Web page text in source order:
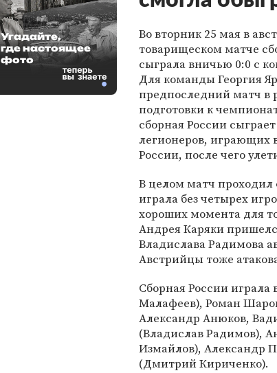
Во вторник 25 мая в
товарищеском матче
сыграла вничью 0:0 с
Для команды Георгия
предпоследний матч в
подготовки к
сборная России
легионеров, играющих
России, после чего
В целом матч
играла без четырех
хороших момента для
Андрея Каряки
Владислава Радимова
Австрийцы тоже
Сборная России играла
Малафеев), Роман
Александр Анюков,
(Владислав Радимов),
Измайлов), Александр
(Дмитрий Кириченко).
Угадайте,
где настоящее
фото